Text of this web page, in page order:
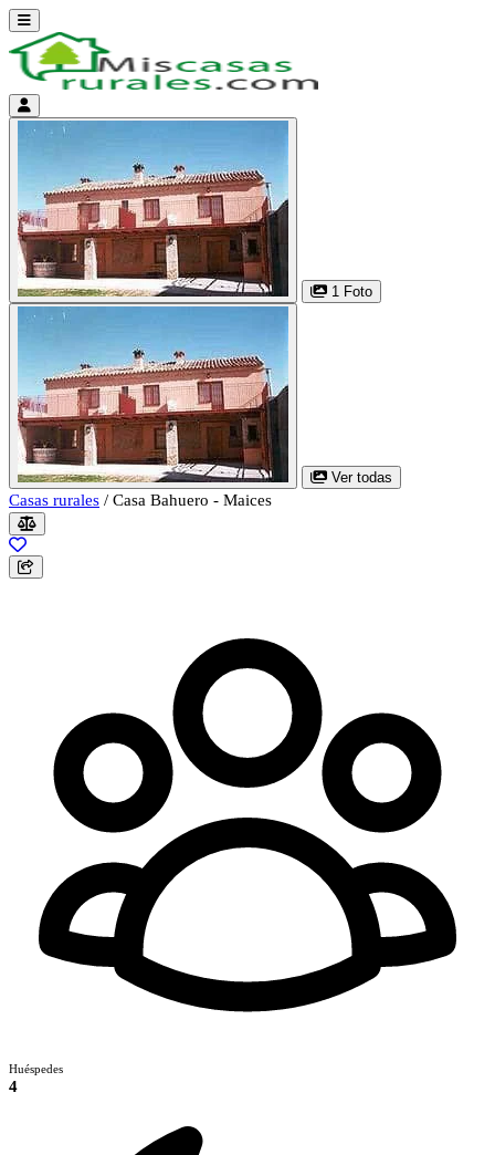
Abrir menú
Menú de cuenta
1 Foto
Ver todas
Casas rurales / Casa Bahuero - Maices
Huéspedes
4